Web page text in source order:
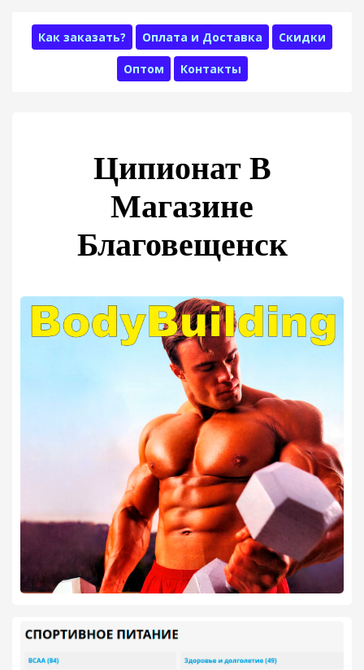
Как заказать? Оплата и Доставка Скидки
Оптом Контакты
Ципионат В
Магазине
Благовещенск